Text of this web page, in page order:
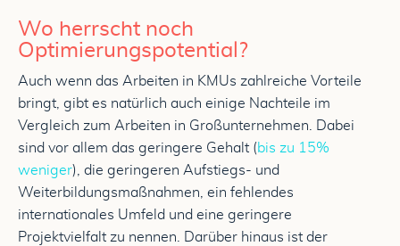
Wo herrscht noch
Optimierungspotential?
Auch wenn das Arbeiten in KMUs zahlreiche Vorteile
bringt, gibt es natürlich auch einige Nachteile im
Vergleich zum Arbeiten in Großunternehmen. Dabei
sind vor allem das geringere Gehalt (bis zu 15%
weniger), die geringeren Aufstiegs- und
Weiterbildungsmaßnahmen, ein fehlendes
internationales Umfeld und eine geringere
Projektvielfalt zu nennen. Darüber hinaus ist der